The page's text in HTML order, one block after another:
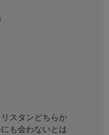
スタンどちらか
も会わないとは